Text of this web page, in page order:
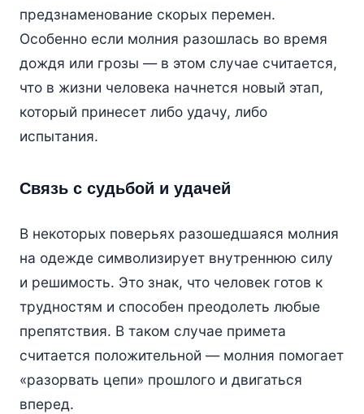
предзнаменование скорых перемен.
Особенно если молния разошлась во время
дождя или грозы — в этом случае считается,
что в жизни человека начнется новый этап,
который принесет либо удачу, либо
испытания.
Связь с судьбой и удачей
В некоторых поверьях разошедшаяся молния
на одежде символизирует внутреннюю силу
и решимость. Это знак, что человек готов к
трудностям и способен преодолеть любые
препятствия. В таком случае примета
считается положительной — молния помогает
«разорвать цепи» прошлого и двигаться
вперед.